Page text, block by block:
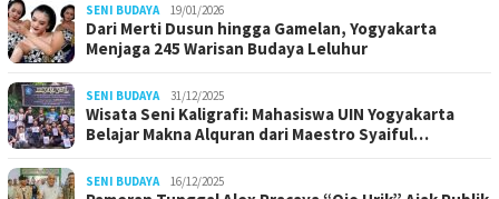
SENI BUDAYA 19/01/2026
Dari Merti Dusun hingga Gamelan, Yogyakarta
Menjaga 245 Warisan Budaya Leluhur
SENI BUDAYA 31/12/2025
Wisata Seni Kaligrafi: Mahasiswa UIN Yogyakarta
Belajar Makna Alquran dari Maestro Syaiful…
SENI BUDAYA 16/12/2025